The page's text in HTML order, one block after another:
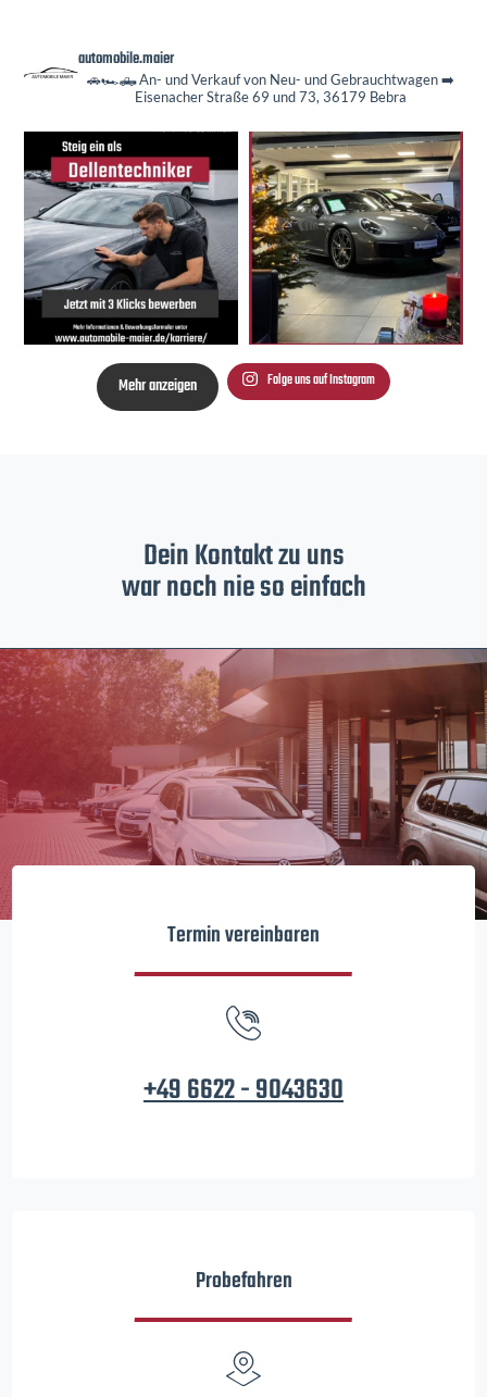
automobile.maier
🚗🏎️🛻 An- und Verkauf von Neu- und Gebrauchtwagen➡️
Eisenacher Straße 69 und 73, 36179 Bebra
Mehr anzeigen Folge uns auf Instagram
Dein Kontakt zu uns
war noch nie so einfach
Termin vereinbaren
+49 6622 - 9043630
Probefahren